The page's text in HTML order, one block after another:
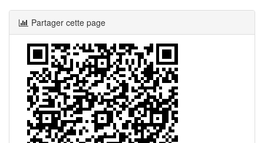
Partager cette page